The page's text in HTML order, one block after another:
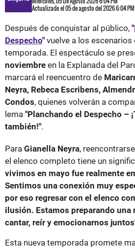
Actualizado el 05 de agosto del 2026 6:04 PM
Después de conquistar al público, "
Despecho" vuelve a los escenarios
temporada. El espectáculo se
noviembre en la Explanada del
marcará el reencuentro de
Neyra, Rebeca Escribens,
Condos, quienes volverán a
lema "Planchando el Despecho –
también!".
Para Gianella Neyra,
el elenco completo tiene un
vivimos en mayo fue realmente
Sentimos una conexión muy
por eso regresar con el elenco
ilusión. Estamos preparando una
cantar, reír y emocionarnos
Esta nueva temporada promete